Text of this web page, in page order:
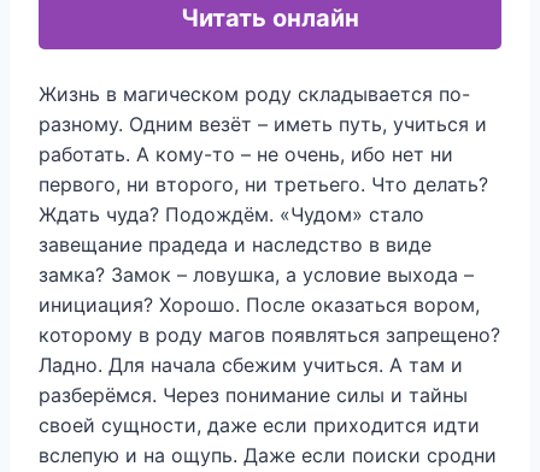
Читать онлайн
Жизнь в магическом роду складывается по-
разному. Одним везёт – иметь путь, учиться и
работать. А кому-то – не очень, ибо нет ни
первого, ни второго, ни третьего. Что делать?
Ждать чуда? Подождём. «Чудом» стало
завещание прадеда и наследство в виде
замка? Замок – ловушка, а условие выхода –
инициация? Хорошо. После оказаться вором,
которому в роду магов появляться запрещено?
Ладно. Для начала сбежим учиться. А там и
разберёмся. Через понимание силы и тайны
своей сущности, даже если приходится идти
вслепую и на ощупь. Даже если поиски сродни